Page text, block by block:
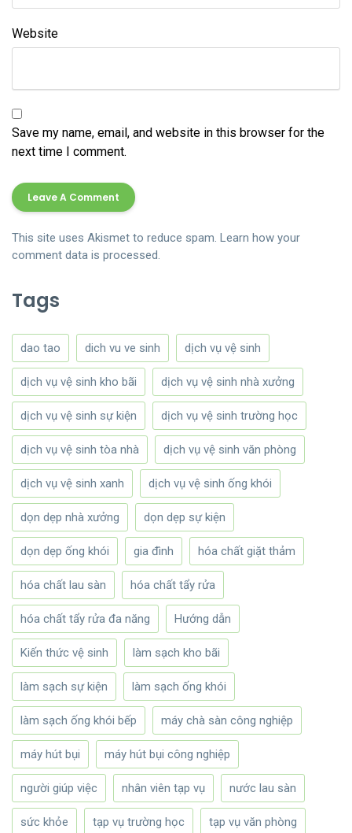
Website
Save my name, email, and website in this browser for the
next time I comment.
This site uses Akismet to reduce spam. Learn how your
comment data is processed.
Tags
dao tao dich vu ve sinh dịch vụ vệ sinh
dịch vụ vệ sinh kho bãi dịch vụ vệ sinh nhà xưởng
dịch vụ vệ sinh sự kiện dịch vụ vệ sinh trường học
dịch vụ vệ sinh tòa nhà dịch vụ vệ sinh văn phòng
dịch vụ vệ sinh xanh dịch vụ vệ sinh ống khói
dọn dẹp nhà xưởng dọn dẹp sự kiện
dọn dẹp ống khói gia đình hóa chất giặt thảm
hóa chất lau sàn hóa chất tẩy rửa
hóa chất tẩy rửa đa năng Hướng dẫn
Kiến thức vệ sinh làm sạch kho bãi
làm sạch sự kiện làm sạch ống khói
làm sạch ống khói bếp máy chà sàn công nghiệp
máy hút bụi máy hút bụi công nghiệp
người giúp việc nhân viên tạp vụ nước lau sàn
sức khỏe tạp vụ trường học tạp vụ văn phòng